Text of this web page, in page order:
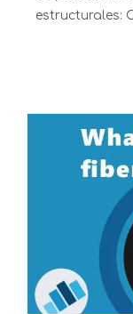
GYXTZWF